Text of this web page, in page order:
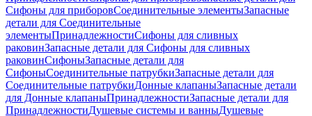
Сифоны для приборовСоединительные элементыЗапасные
детали для Соединительные
элементыПринадлежностиСифоны для сливных
раковинЗапасные детали для Сифоны для сливных
раковинСифоныЗапасные детали для
СифоныСоединительные патрубкиЗапасные детали для
Соединительные патрубкиДонные клапаныЗапасные детали
для Донные клапаныПринадлежностиЗапасные детали для
ПринадлежностиДушевые системы и ванныДушевые